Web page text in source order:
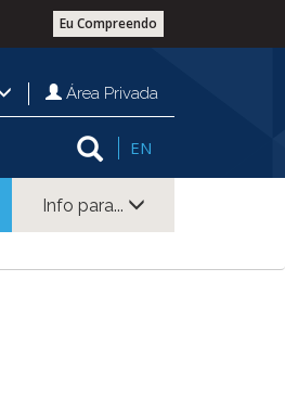
Eu Compreendo
Área Privada
EN
Info para...